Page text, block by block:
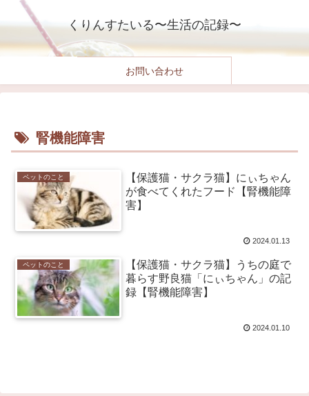
くりんすたいる〜生活の記録〜
お問い合わせ
腎機能障害
ペットのこと
【保護猫・サクラ猫】にぃちゃん
が食べてくれたフード【腎機能障
害】
2024.01.13
ペットのこと
【保護猫・サクラ猫】うちの庭で
暮らす野良猫「にぃちゃん」の記
録【腎機能障害】
2024.01.10